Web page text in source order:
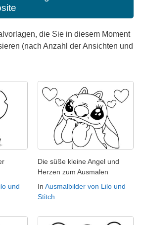
die Sie in diesem Moment
(nach Anzahl der Ansichten und
und
Die süße kleine Angel und
Herzen zum Ausmalen
In Ausmalbilder von Lilo und
Stitch